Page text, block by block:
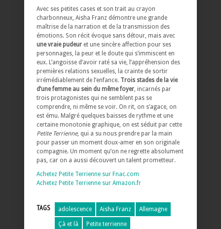
Avec ses petites cases et son trait au crayon
charbonneux, Aisha Franz démontre une grande
maîtrise de la narration et de la transmission des
émotions. Son récit évoque sans détour, mais avec
une vraie pudeur et une sincère affection pour ses
personnages, la peur et le doute qui s’immiscent en
eux. L’angoisse d’avoir raté sa vie, l’appréhension des
premières relations sexuelles, la crainte de sortir
irrémédiablement de l’enfance. Trois stades de la vie
d’une femme au sein du même foyer, incarnés par
trois protagonistes qui ne semblent pas se
comprendre, ni même se voir. On rit, on s’agace, on
est ému. Malgré quelques baisses de rythme et une
certaine monotonie graphique, on est séduit par cette
Petite Terrienne, qui a su nous prendre par la main
pour passer un moment doux-amer en son originale
compagnie. Un moment qu’on ne regrette absolument
pas, car on a aussi découvert un talent prometteur.
Achetez Petite Terrienne sur Fnac.com
Achetez Petite Terrienne sur Amazon.fr
TAGS adolescence Aisha Franz Allemagne
Çà et là Petite terrienne